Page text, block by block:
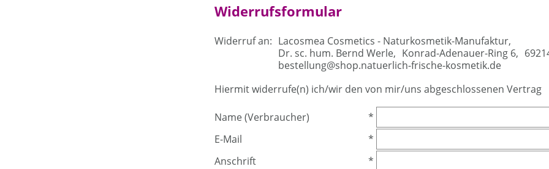
Widerrufsformular
Widerruf an: Lacosmea Cosmetics - Naturkosmetik-Manufaktur,
Dr. sc. hum. Bernd Werle, Konrad-Adenauer-Ring 6,
bestellung@shop.natuerlich-frische-kosmetik.de
Hiermit widerrufe(n) ich/wir den von mir/uns abgeschlossenen Vertrag
Name (Verbraucher)
*
E-Mail
*
Anschrift
*